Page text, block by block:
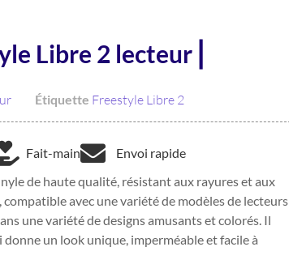
Libre 2 lecteur ⎜
Étiquette Freestyle Libre 2
Fait-main
Envoi rapide
de haute qualité, résistant aux rayures et aux
compatible avec une variété de modèles de lecteurs
une variété de designs amusants et colorés. Il
un look unique, imperméable et facile à